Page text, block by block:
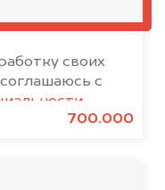
700.000
своих
с